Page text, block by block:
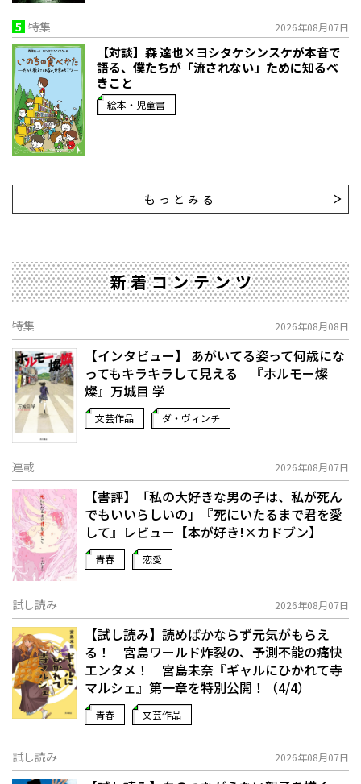
5 特集 2026年08月07日
【対談】森 達也×ヨシタケシンスケが本音で
語る、僕たちが「流されない」ために知るべ
きこと
絵本・児童書
もっとみる
新着コンテンツ
特集 2026年08月08日
【インタビュー】 あがいてる姿って何歳にな
ってもキラキラして見える 『ホルモー燦
燦』万城目 学
文芸作品 ダ・ヴィンチ
連載 2026年08月07日
【書評】「私の大好きな男の子は、私が死ん
でもいいらしいの」――『死にいたるまで君を愛
して』レビュー【本が好き!×カドブン】
青春 恋愛
試し読み 2026年08月07日
【試し読み】読めばかならず元気がもらえ
る！ 宮島ワールド炸裂の、予測不能の痛快
エンタメ！ 宮島未奈『ギャルにひかれて寺
マルシェ』第一章を特別公開！（4/4）
青春 文芸作品
試し読み 2026年08月07日